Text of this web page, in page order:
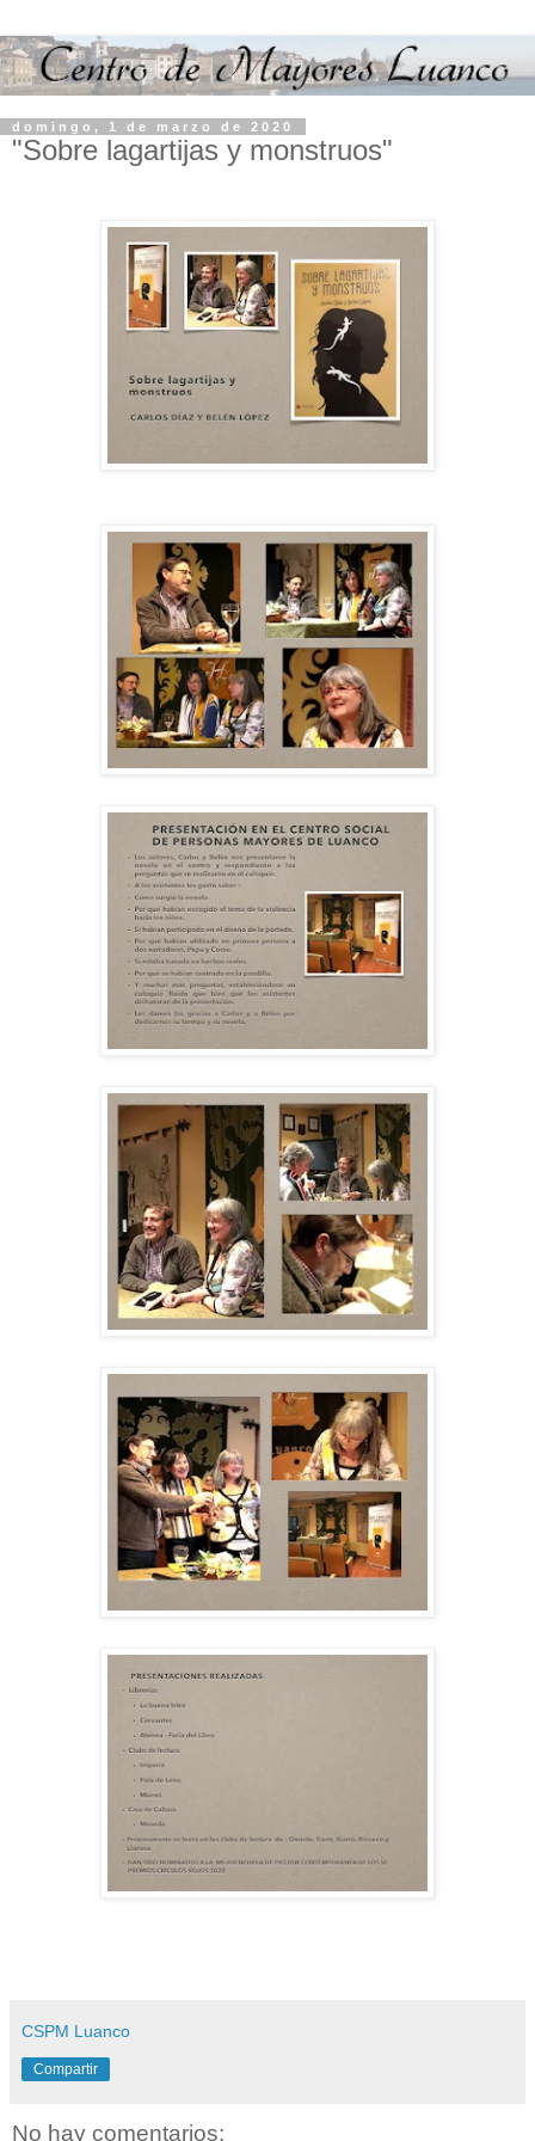
domingo, 1 de marzo de 2020
"Sobre lagartijas y monstruos"
CSPM Luanco
Compartir
No hay comentarios: